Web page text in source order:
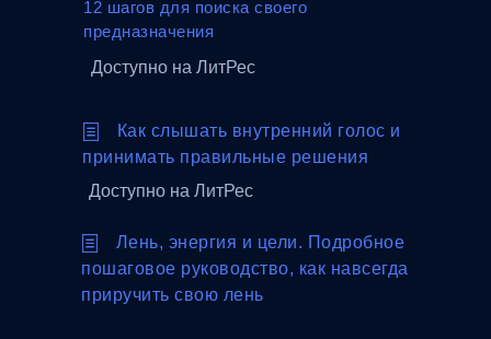
12 шагов для поиска своего
предназначения
Доступно на ЛитРес
Доступно на ЛитРес
jjjjjjj
Как слышать внутренний голос и
принимать правильные решения
jjjjjjj Лень, энергия и цели. Подробное
пошаговое руководство, как навсегда
приручить свою лень